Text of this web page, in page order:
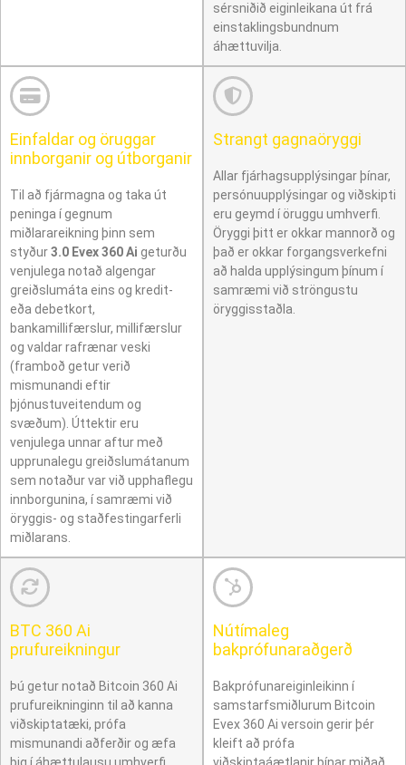
sérsniðið eiginleikana út frá
einstaklingsbundnum
áhættuvilja.
Einfaldar og öruggar
innborganir og útborganir
Til að fjármagna og taka út
peninga í gegnum
miðlarareikning þinn sem
styður3.0 Evex 360 Ai geturðu
venjulega notað algengar
greiðslumáta eins og kredit-
eða debetkort,
bankamillifærslur, millifærslur
og valdar rafrænar veski
(framboð getur verið
mismunandi eftir
þjónustuveitendum og
svæðum). Úttektir eru
venjulega unnar aftur með
upprunalegu greiðslumátanum
sem notaður var við upphaflegu
innborgunina, í samræmi við
öryggis- og staðfestingarferli
miðlarans.
Strangt gagnaöryggi
Allar fjárhagsupplýsingar þínar,
persónuupplýsingar og viðskipti
eru geymd í öruggu umhverfi.
Öryggi þitt er okkar mannorð og
það er okkar forgangsverkefni
að halda upplýsingum þínum í
samræmi við ströngustu
öryggisstaðla.
BTC 360 Ai
prufureikningur
Þú getur notað Bitcoin 360 Ai
prufureikninginn til að kanna
viðskiptatæki, prófa
mismunandi aðferðir og æfa
Nútímaleg
bakprófunaraðgerð
Bakprófunareiginleikinn í
samstarfsmiðlurum Bitcoin
Evex 360 Ai versoin gerir þér
kleift að prófa